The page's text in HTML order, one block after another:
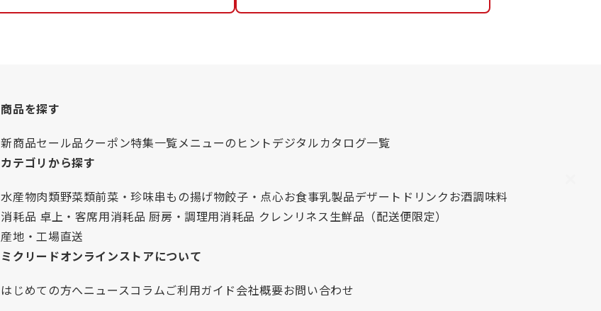
商品を探す
新商品セール品クーポン特集一覧メニューのヒントデジタルカタログ一覧
カテゴリから探す
水産物肉類野菜類前菜・珍味串もの揚げ物餃子・点心お食事乳製品デザート ドリンクお酒調味料
消耗品 卓上・客席用消耗品 厨房・調理用消耗品 クレンリネス生鮮品（配送便限定）
産地・工場直送
ミクリードオンラインストアについて
はじめての方へニュースコラムご利用ガイド会社概要お問い合わせ